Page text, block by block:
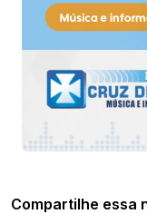
Compartilhe essa